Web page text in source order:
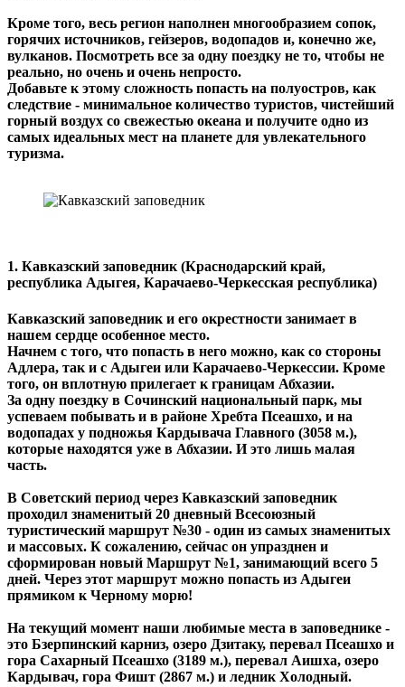
Кроме того, весь регион наполнен многообразием сопок,
горячих источников, гейзеров, водопадов и, конечно же,
вулканов. Посмотреть все за одну поездку не то, чтобы не
реально, но очень и очень непросто.
Добавьте к этому сложность попасть на полуостров, как
следствие - минимальное количество туристов, чистейший
горный воздух со свежестью океана и получите одно из
самых идеальных мест на планете для увлекательного
туризма.
1. Кавказский заповедник (Краснодарский край,
республика Адыгея, Карачаево-Черкесская республика)
Кавказский заповедник и его окрестности занимает в
нашем сердце особенное место.
Начнем с того, что попасть в него можно, как со стороны
Адлера, так и с Адыгеи или Карачаево-Черкессии. Кроме
того, он вплотную прилегает к границам Абхазии.
За одну поездку в Сочинский национальный парк, мы
успеваем побывать и в районе Хребта Псеашхо, и на
водопадах у подножья Кардывача Главного (3058 м.),
которые находятся уже в Абхазии. И это лишь малая
часть.
В Советский период через Кавказский заповедник
проходил знаменитый 20 дневный Всесоюзный
туристический маршрут №30 - один из самых знаменитых
и массовых. К сожалению, сейчас он упразднен и
сформирован новый Маршрут №1, занимающий всего 5
дней. Через этот маршрут можно попасть из Адыгеи
прямиком к Черному морю!
На текущий момент наши любимые места в заповеднике -
это Бзерпинский карниз, озеро Дзитаку, перевал Псеашхо и
гора Сахарный Псеашхо (3189 м.), перевал Аишха, озеро
Кардывач, гора Фишт (2867 м.) и ледник Холодный.